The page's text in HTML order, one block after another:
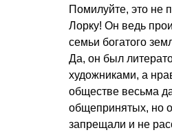
Помилуйте, это не
Лорку! Он ведь
семьи богатого
Да, он был
художниками, а
обществе весьма
общепринятых, но
запрещали и не